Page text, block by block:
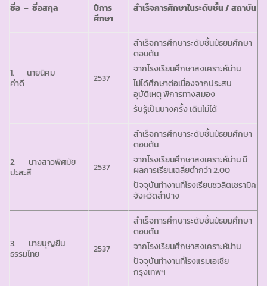
ชื่อ – ชื่อสกุล
ปีการ
ศึกษา
สำเร็จการศึกษาในระดับชั้น / สถาบัน
1. นายนิคม
คำดี
2537
สำเร็จการศึกษาระดับชั้นมัธยมศึกษา
ตอนต้น
จากโรงเรียนศึกษาสงเคราะห์น่าน
ไม่ได้ศึกษาต่อเนื่องจากประสบ
อุบัติเหตุ พิการทางสมอง
รับรู้เป็นบางครั้ง เดินไม่ได้
2. นางสาวพิศมัย
ปะละสี
2537
สำเร็จการศึกษาระดับชั้นมัธยมศึกษา
ตอนต้น
จากโรงเรียนศึกษาสงเคราะห์น่าน มี
ผลการเรียนเฉลี่ยต่ำกว่า 2.00
ปัจจุบันทำงานที่โรงเรียนชวลิตเซรามิค
จังหวัดลำปาง
3. นายบุญยืน
ธรรมไทย
2537
สำเร็จการศึกษาระดับชั้นมัธยมศึกษา
ตอนต้น
จากโรงเรียนศึกษาสงเคราะห์น่าน
ปัจจุบันทำงานที่โรงแรมเอเชีย
กรุงเทพฯ